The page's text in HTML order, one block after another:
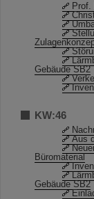
Prof.
Gebäude SB2
KW:46
Aus
Büromaterial
Gebäude SB2